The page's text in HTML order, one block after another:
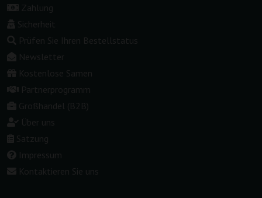
Zahlung
Sicherheit
Prüfen Sie Ihren Bestellstatus
Newsletter
Kostenlose Samen
Partnerprogramm
Großhandel (B2B)
Über uns
Satzung
Impressum
Kontaktieren Sie uns